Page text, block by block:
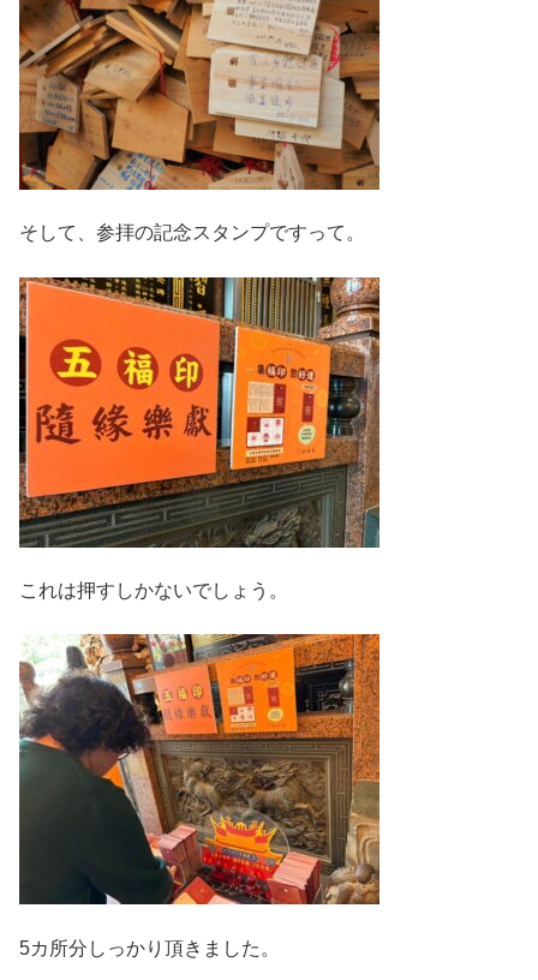
そして、参拝の記念スタンプですって。
これは押すしかないでしょう。
5カ所分しっかり頂きました。